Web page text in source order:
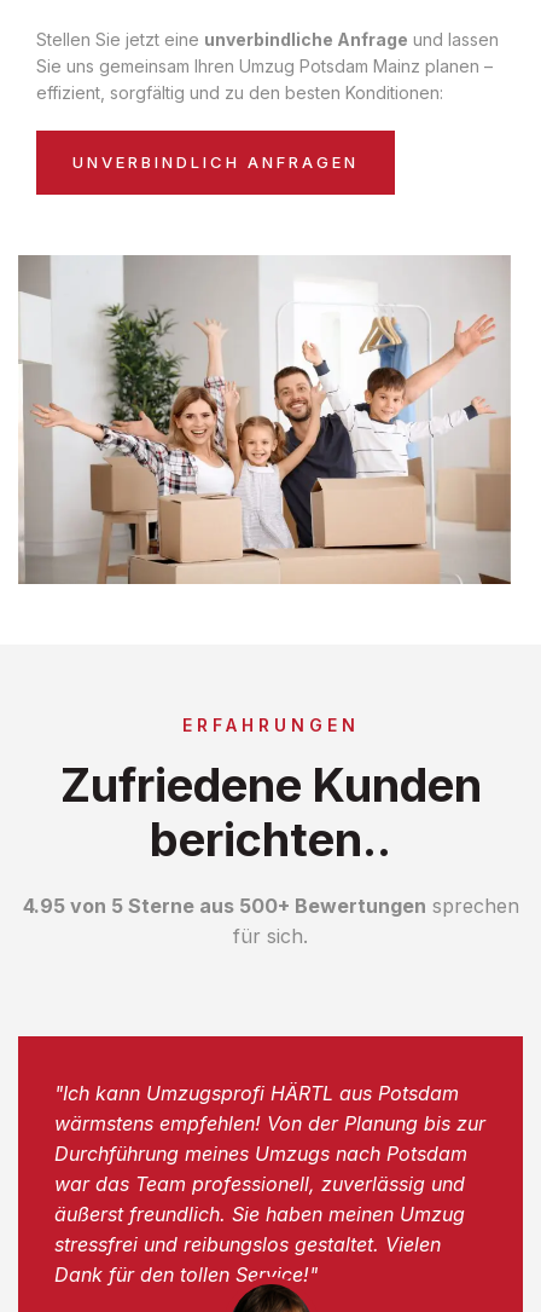
Stellen Sie jetzt eine unverbindliche Anfrage und lassen
Sie uns gemeinsam Ihren Umzug Potsdam Mainz planen –
effizient, sorgfältig und zu den besten Konditionen:
UNVERBINDLICH ANFRAGEN
ERFAHRUNGEN
Zufriedene Kunden
berichten..
4.95 von 5 Sterne aus 500+ Bewertungen sprechen
für sich.
"Ich kann Umzugsprofi HÄRTL aus Potsdam
wärmstens empfehlen! Von der Planung bis zur
Durchführung meines Umzugs nach Potsdam
war das Team professionell, zuverlässig und
äußerst freundlich. Sie haben meinen Umzug
stressfrei und reibungslos gestaltet. Vielen
Dank für den tollen Service!"